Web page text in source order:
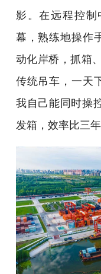
影。在远程控
幕，熟练地操作
动化岸桥，抓箱
传统吊车，一天
我自己能同时操
发箱，效率比三